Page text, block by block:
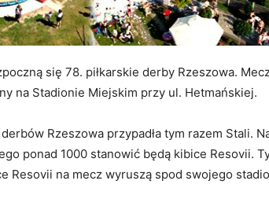
się 78. piłkarskie derby Rzeszowa.
na Stadionie Miejskim przy ul. Hetmańskiej.
Rzeszowa przypadła tym razem Stali.
ponad 1000 stanowić będą kibice Resovii.
Resovii na mecz wyruszą spod swojego